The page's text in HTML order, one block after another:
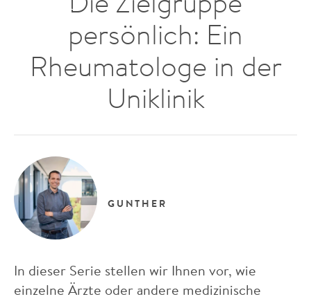
persönlich: Ein
Rheumatologe in der
Uniklinik
GUNTHER
In dieser Serie stellen wir Ihnen vor, wie
einzelne Ärzte oder andere medizinische